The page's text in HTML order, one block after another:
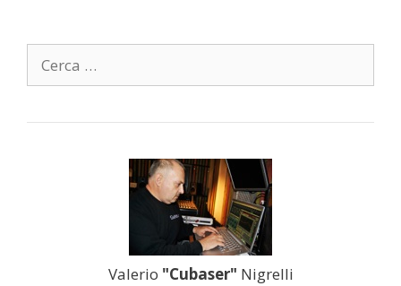
Ricerca
Valerio "Cubaser" Nigrelli